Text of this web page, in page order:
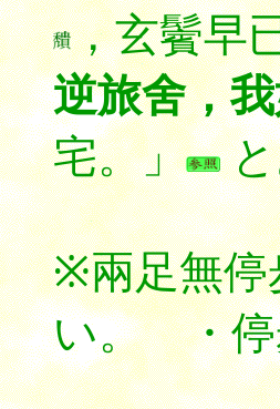
，玄鬢早
逆旅舍，
宅。」
と
※兩足無停
い。 ・停